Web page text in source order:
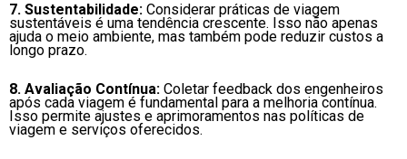
7. Sustentabilidade: Considerar práticas de viagem
sustentáveis é uma tendência crescente. Isso não apenas
ajuda o meio ambiente, mas também pode reduzir custos a
longo prazo.
8. Avaliação Contínua: Coletar feedback dos engenheiros
após cada viagem é fundamental para a melhoria contínua.
Isso permite ajustes e aprimoramentos nas políticas de
viagem e serviços oferecidos.